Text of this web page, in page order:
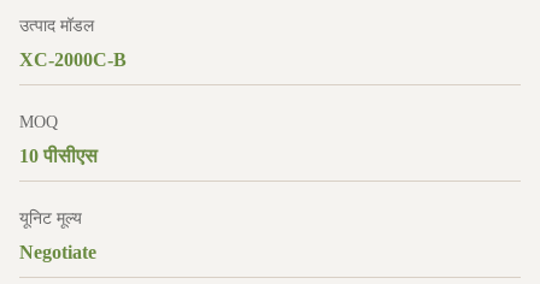
उत्पाद मॉडल
XC-2000C-B
MOQ
10 पीसीएस
यूनिट मूल्य
Negotiate